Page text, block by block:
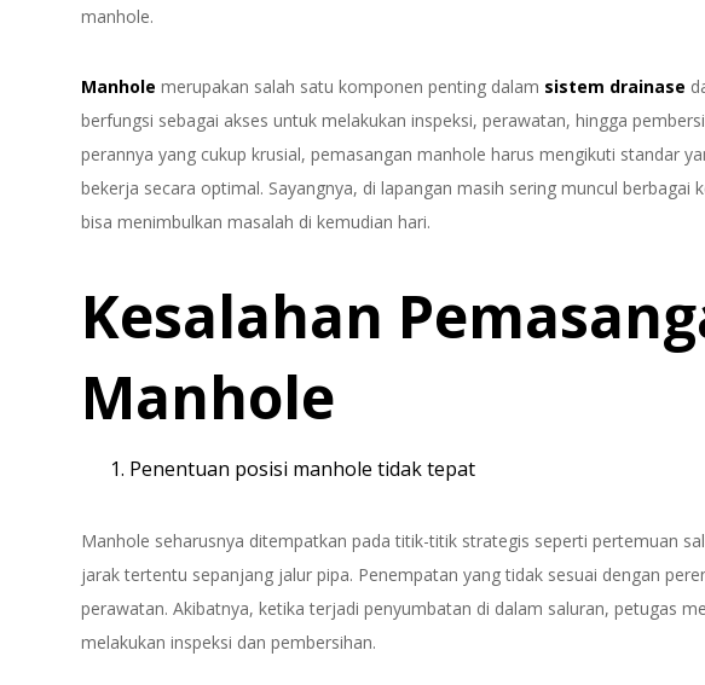
manhole.
Manhole merupakan salah satu komponen penting dalam sistem drainase
berfungsi sebagai akses untuk melakukan inspeksi, perawatan, hingga
perannya yang cukup krusial, pemasangan manhole harus mengikuti standar
bekerja secara optimal. Sayangnya, di lapangan masih sering muncul berbagai
bisa menimbulkan masalah di kemudian hari.
Kesalahan
Manhole
Penentuan posisi manhole tidak tepat
Manhole seharusnya ditempatkan pada titik-titik strategis seperti pertemuan
jarak tertentu sepanjang jalur pipa. Penempatan yang tidak sesuai dengan
perawatan. Akibatnya, ketika terjadi penyumbatan di dalam saluran, petugas
melakukan inspeksi dan pembersihan.